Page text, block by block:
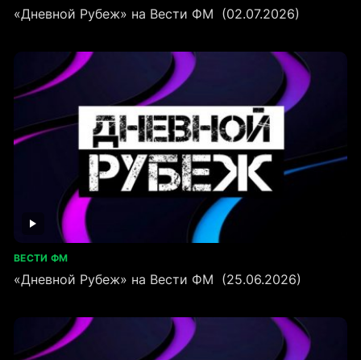
«Дневной Рубеж» на Вести ФМ (02.07.2026)
ВЕСТИ ФМ
«Дневной Рубеж» на Вести ФМ (25.06.2026)